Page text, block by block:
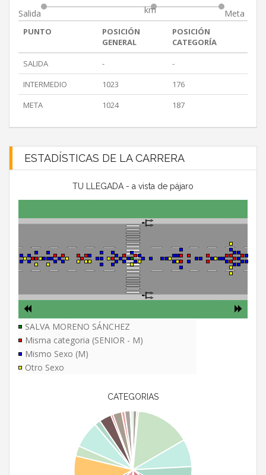
Salida
km
Meta
PUNTO
POSICIÓN
GENERAL
POSICIÓN
CATEGORÍA
SALIDA
-
-
INTERMEDIO
1023
176
META
1024 187
ESTADÍSTICAS DE LA CARRERA
TU LLEGADA - a vista de pájaro
SALVA MORENO SÁNCHEZ
Misma categoria (SENIOR - M)
Mismo Sexo (M)
Otro Sexo
CATEGORIAS